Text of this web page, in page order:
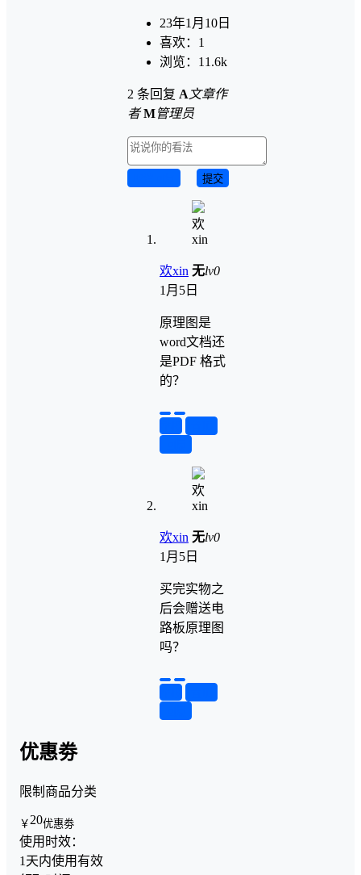
23年1月10日
喜欢： 1
浏览： 11.6k
2 条回复 A文章作
者 M管理员
提交
欢xin 无lv0
1月5日
原理图是
word文档还
是PDF 格式
的？
欢xin 无lv0
1月5日
买完实物之
后会赠送电
路板原理图
吗？
优惠劵
限制商品分类
￥ 20优惠劵
使用时效：
1天内使用有效